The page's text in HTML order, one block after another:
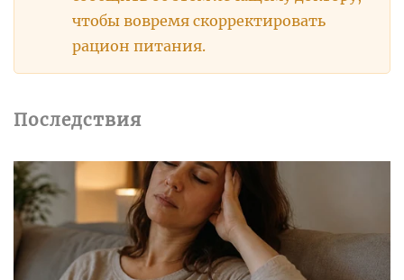
чтобы вовремя скорректировать
рацион питания.
Последствия